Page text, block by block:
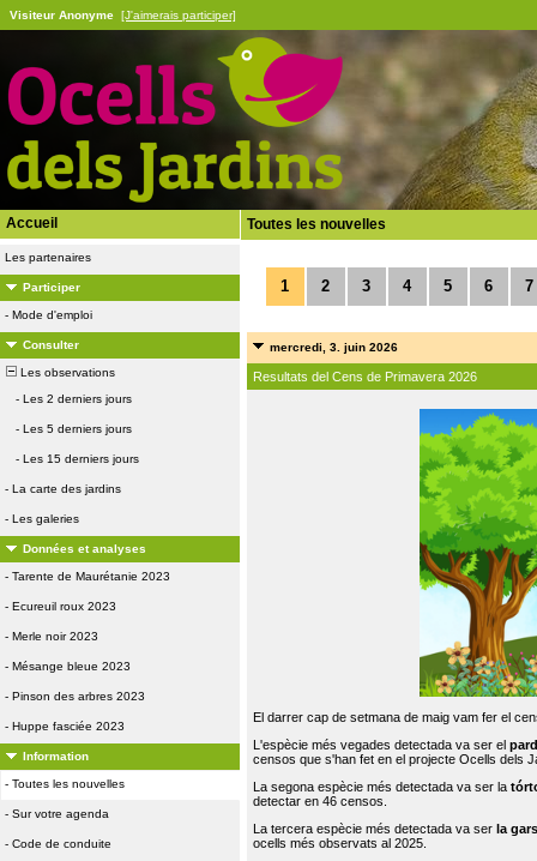
Visiteur Anonyme [J'aimerais participer]
Accueil
Les partenaires
Participer
- Mode d'emploi
Consulter
Les observations
- Les 2 derniers jours
- Les 5 derniers jours
- Les 15 derniers jours
- La carte des jardins
- Les galeries
Données et analyses
- Tarente de Maurétanie 2023
- Ecureuil roux 2023
- Merle noir 2023
- Mésange bleue 2023
- Pinson des arbres 2023
- Huppe fasciée 2023
Information
- Toutes les nouvelles
- Sur votre agenda
- Code de conduite
Toutes les nouvelles
1 2 3 4 5 6 7
mercredi, 3. juin 2026
Resultats del Cens de Primavera 2026
El darrer cap de setmana de maig vam fer el
L'espècie més vegades detectada va ser el
censos que s'han fet en el projecte Ocells dels
La segona espècie més detectada va ser la
detectar en 46 censos.
La tercera espècie més detectada va ser la
ocells més observats al 2025.